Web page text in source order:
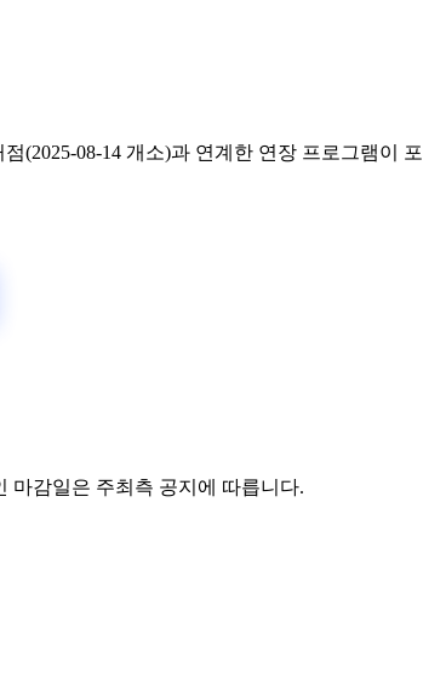
(2025-08-14 개소)과 연계한 연장 프로그램이 포
마감일은 주최측 공지에 따릅니다.